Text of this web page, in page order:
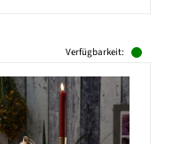
Verfügbarkeit: